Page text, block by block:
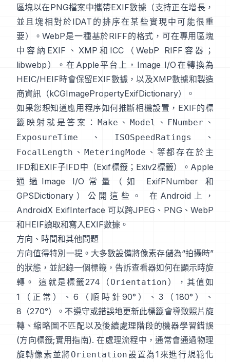
區塊以在PNG檔案中攜帶EXIF數據（支持正在增長，
並且塊相對於IDAT的排序在某些實現中可能很重
要）。WebP是一種基於RIFF的格式，可在專用區塊
中容納EXIF、XMP和ICC（WebP RIFF容器 ；
libwebp ）。在Apple平台上， Image I/O 在轉換為
HEIC/HEIF時會保留EXIF數據，以及XMP數據和製造
商資訊（kCGImagePropertyExifDictionary）。
如果您想知道應用程序如何推斷相機設置，EXIF的標
籤映射就是答案： Make 、 Model 、 FNumber 、
ExposureTime 、 ISOSpeedRatings 、
FocalLength 、 MeteringMode 、等都存在於主
IFD和EXIF子IFD中（Exif標籤 ； Exiv2標籤）。Apple
通過Image I/O常量（如
ExifFNumber
和
GPSDictionary ）公開這些。 在Android上，
AndroidX ExifInterface 可以跨JPEG、PNG、WebP
和HEIF讀取和寫入EXIF數據。
方向、時間和其他問題
方向值得特別一提。大多數設備將像素存儲為“拍攝時”
的狀態，並記錄一個標籤，告訴查看器如何在顯示時旋
轉。 這就是標籤274（ Orientation ），其值如
1（正常）、6（順時針90°）、3（180°）、
8（270°）。不遵守或錯誤地更新此標籤會導致照片旋
轉、縮略圖不匹配以及後續處理階段的機器學習錯誤
(方向標籤;實用指南). 在處理流程中，通常會通過物理
旋轉像素並將Orientation設置為1來進行規範化